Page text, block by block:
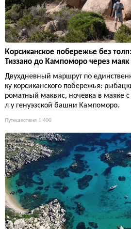
Корсиканское побережье без
Тиззано до Кампоморо через маяк
Двухдневный маршрут по
ку корсиканского побережья:
роматный маквис, ночевка в маяке
л у генуэзской башни Кампоморо.
Путешествия 1 400